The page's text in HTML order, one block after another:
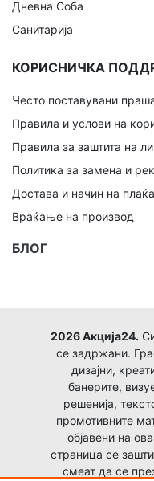
Дневна Соба
Санитарија
КОРИСНИЧКА
Често поставувани
Правила и услови на
Правила за заштита на
Политика за замена и
Достава и начин на
Враќање на производ
БЛОГ
2026 Акција24.
се задржани.
дизајни,
банерите,
решенија,
промотивните
објавени на
страница се
смеат да се